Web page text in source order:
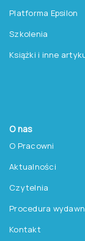
Platforma Epsilon
Szkolenia
Książki i inne
O nas
O Pracowni
Aktualności
Czytelnia
Procedura
Kontakt